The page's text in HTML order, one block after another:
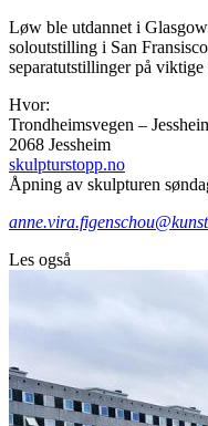
Løw ble utdannet i
soloutstilling i San
separatutstillinger på
Hvor:
Trondheimsvegen –
2068 Jessheim
skulpturstopp.no
Åpning av skulpturen
Les også